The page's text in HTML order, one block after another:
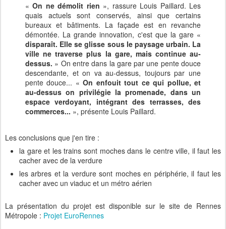
«On ne démolit rien », rassure Louis Paillard. Les
quais actuels sont conservés, ainsi que certains
bureaux et bâtiments. La façade est en revanche
démontée. La grande innovation, c'est que la gare «
disparaît. Elle se glisse sous le paysage urbain. La
ville ne traverse plus la gare, mais continue au-
dessus. » On entre dans la gare par une pente douce
descendante, et on va au-dessus, toujours par une
pente douce... «On enfouit tout ce qui pollue, et
au-dessus on privilégie la promenade, dans un
espace verdoyant, intégrant des terrasses, des
commerces... », présente Louis Paillard.
Les conclusions que j'en tire :
la gare et les trains sont moches dans le centre ville, il faut les
cacher avec de la verdure
les arbres et la verdure sont moches en périphérie, il faut les
cacher avec un viaduc et un métro aérien
La présentation du projet est disponible sur le site de Rennes
Métropole : Projet EuroRennes